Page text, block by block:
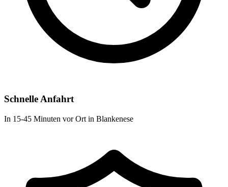
Schnelle Anfahrt
In 15-45 Minuten vor Ort in Blankenese